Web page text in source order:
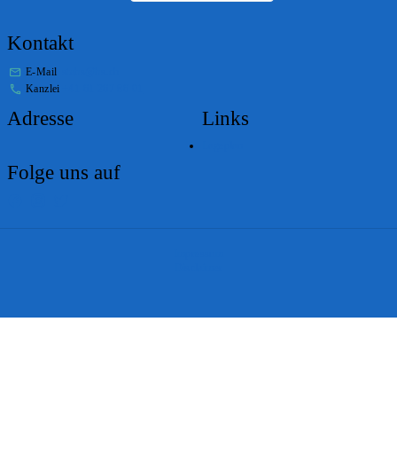
Kontakt
E-Mail
Kanzlei
Adresse Links
Folge uns auf